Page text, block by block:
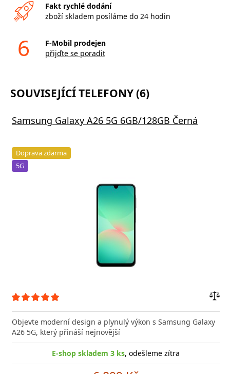
Fakt rychlé dodání
zboží skladem posíláme do 24 hodin
6
F-Mobil prodejen
přijďte se poradit
SOUVISEJÍCÍ TELEFONY (6)
Samsung Galaxy A26 5G 6GB/128GB Černá
Doprava zdarma
5G
Objevte moderní design a plynulý výkon s Samsung Galaxy
A26 5G, který přináší nejnovější
E-shop skladem 3 ks, odešleme zítra